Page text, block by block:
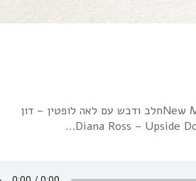
1 יצחק קלפטר – אני ואת אזיהודית רביץ – עכשיו הכל בסדרשרי – דם חםNew Musik – Living By NumbersElectric Light Orchestra – I'm Aliveחלב ודבש עם לאה לופטין – דון